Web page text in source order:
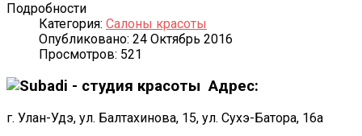
Подробности
Категория: Салоны красоты
Опубликовано: 24 Октябрь 2016
Просмотров: 521
Адрес:
г. Улан-Удэ, ул. Балтахинова, 15, ул. Сухэ-Батора, 16а